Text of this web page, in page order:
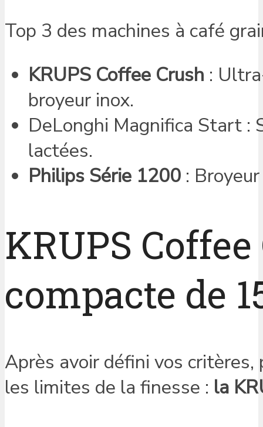
Top 3 des machines à café
KRUPS Coffee Crush :
broyeur inox.
DeLonghi Magnifica Start :
lactées.
Philips Série 1200 :
KRUPS
compacte de
Après avoir défini vos
les limites de la finesse : la